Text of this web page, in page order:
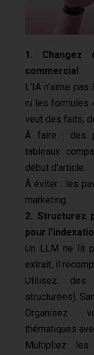
1.
commercial
L’IA n’aime
ni les formules
veut des faits,
À faire : des
tableaux
début d’article.
À éviter : les
marketing .
2. Structurez
pour
Un LLM ne lit
extrait, il
Utilisez des
structurées).
Organisez
thématiques
Multipliez les